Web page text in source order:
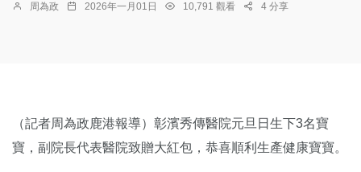
周為政 2026年一月01日 10,791 觀看 4 分享
（記者周為政鹿港報導）彰濱秀傳醫院元旦日生下3名寶
寶，副院長代表醫院致贈大紅包，恭喜順利生產健康寶寶。